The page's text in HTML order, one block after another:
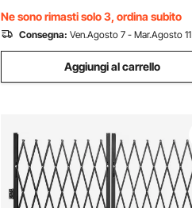
Scale
Ne sono rimasti solo 3, ordina subito
Consegna: Ven.Agosto 7 - Mar.Agosto 11
Aggiungi al carrello